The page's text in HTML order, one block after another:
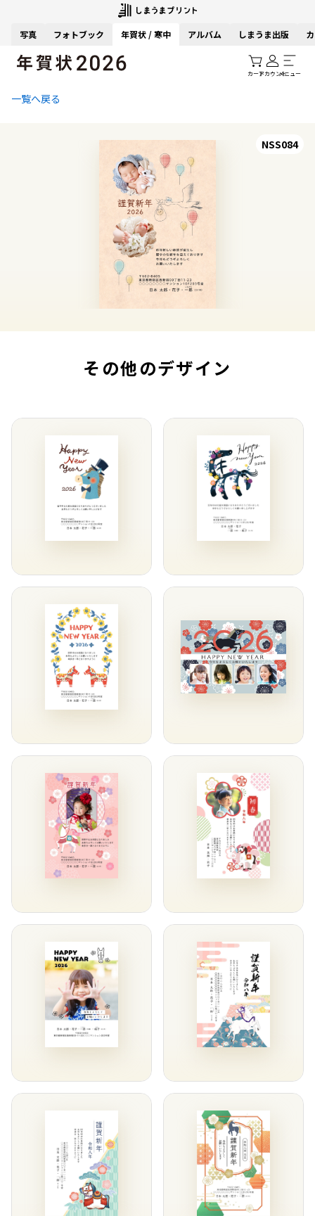
写真 フォトブック 年賀状 / 寒中 アルバム しまうま出版
カートアカウントメニュー
一覧へ戻る
NSS084
その他のデザイン